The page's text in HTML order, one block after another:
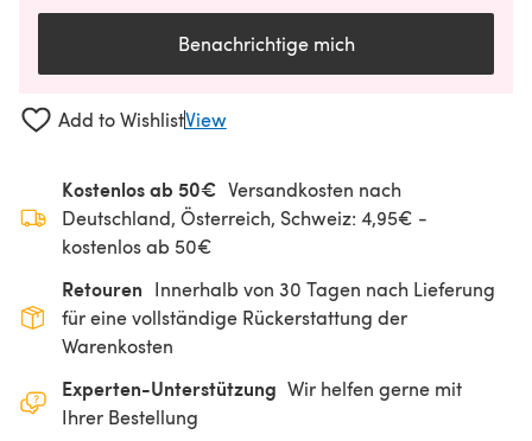
Benachrichtige mich
Add to WishlistView
Kostenlos ab 50€ Versandkosten nach
Deutschland, Österreich, Schweiz: 4,95€ -
kostenlos ab 50€
Retouren Innerhalb von 30 Tagen nach Lieferung
für eine vollständige Rückerstattung der
Warenkosten
Experten-Unterstützung Wir helfen gerne mit
Ihrer Bestellung